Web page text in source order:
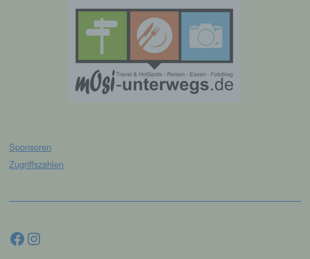
Sponsoren
Zugriffszahlen
Facebook
das Recht der Mitgliedstaaten vorgegeben,
so kann der Verantwortliche
beziehungsweise können die bestimmten
Kriterien seiner Benennung nach dem
Unionsrecht oder dem Recht der
Mitgliedstaaten vorgesehen werden.
oder andere Stelle, die personenbezogene